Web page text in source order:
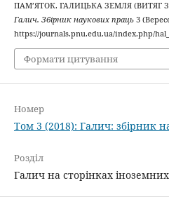
ПАМ’ЯТОК. ГАЛИЦЬКА ЗЕМЛЯ (ВИТЯГ
Галич. Збірник наукових праць3
https://journals.pnu.edu.ua/index.php/
Формати цитування
Номер
Том 3 (2018): Галич: збірник
Розділ
Галич на сторінках